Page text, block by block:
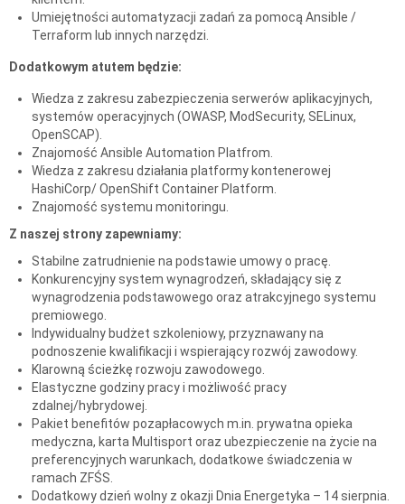
Umiejętności automatyzacji zadań za pomocą Ansible /
Terraform lub innych narzędzi.
Dodatkowym atutem będzie:
Wiedza z zakresu zabezpieczenia serwerów aplikacyjnych,
systemów operacyjnych (OWASP, ModSecurity, SELinux,
OpenSCAP).
Znajomość Ansible Automation Platfrom.
Wiedza z zakresu działania platformy kontenerowej
HashiCorp/ OpenShift Container Platform.
Znajomość systemu monitoringu.
Z naszej strony zapewniamy:
Stabilne zatrudnienie na podstawie umowy o pracę.
Konkurencyjny system wynagrodzeń, składający się z
wynagrodzenia podstawowego oraz atrakcyjnego systemu
premiowego.
Indywidualny budżet szkoleniowy, przyznawany na
podnoszenie kwalifikacji i wspierający rozwój zawodowy.
Klarowną ścieżkę rozwoju zawodowego.
Elastyczne godziny pracy i możliwość pracy
zdalnej/hybrydowej.
Pakiet benefitów pozapłacowych m.in. prywatna opieka
medyczna, karta Multisport oraz ubezpieczenie na życie na
preferencyjnych warunkach, dodatkowe świadczenia w
ramach ZFŚS.
Dodatkowy dzień wolny z okazji Dnia Energetyka – 14 sierpnia.